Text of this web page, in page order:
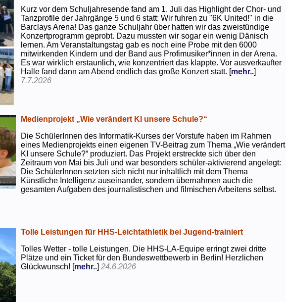
Kurz vor dem Schuljahresende fand am 1. Juli das Highlight der Chor- und
Tanzprofile der Jahrgänge 5 und 6 statt: Wir fuhren zu "6K United!" in die
Barclays Arena! Das ganze Schuljahr über hatten wir das zweistündige
Konzertprogramm geprobt. Dazu mussten wir sogar ein wenig Dänisch
lernen. Am Veranstaltungstag gab es noch eine Probe mit den 6000
mitwirkenden Kindern und der Band aus Profimusiker*innen in der Arena.
Es war wirklich erstaunlich, wie konzentriert das klappte. Vor ausverkaufter
Halle fand dann am Abend endlich das große Konzert statt. [mehr..]
7.7.2026
Medienprojekt „Wie verändert KI unsere Schule?“
Die SchülerInnen des Informatik-Kurses der Vorstufe haben im Rahmen
eines Medienprojekts einen eigenen TV-Beitrag zum Thema „Wie verändert
KI unsere Schule?“ produziert. Das Projekt erstreckte sich über den
Zeitraum von Mai bis Juli und war besonders schüler-aktivierend angelegt:
Die SchülerInnen setzten sich nicht nur inhaltlich mit dem Thema
Künstliche Intelligenz auseinander, sondern übernahmen auch die
gesamten Aufgaben des journalistischen und filmischen Arbeitens selbst.
Tolle Leistungen für HHS-Leichtathletik bei Jugend-trainiert
Tolles Wetter - tolle Leistungen. Die HHS-LA-Equipe erringt zwei dritte
Plätze und ein Ticket für den Bundeswettbewerb in Berlin! Herzlichen
Glückwunsch! [mehr..]24.6.2026